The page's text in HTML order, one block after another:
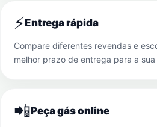
⚡Entrega rápida
Compare diferentes revendas e
melhor prazo de entrega para a sua
📲Peça gás online